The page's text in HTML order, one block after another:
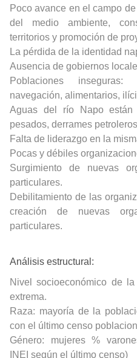
Poco avance en el campo
del medio ambiente,
territorios y promoción de
La pérdida de la identidad
Ausencia de gobiernos
Poblaciones inseguras:
navegación, alimentarios,
Aguas del río Napo están
pesados, derrames
Falta de liderazgo en la
Pocas y débiles
Surgimiento de nuevas
particulares.
Debilitamiento de las
creación de nuevas
particulares.
Análisis estructural:
Nivel socioeconómico de
extrema.
Raza: mayoría de la
con el último censo
Género: mujeres % v
INEI según el último censo)